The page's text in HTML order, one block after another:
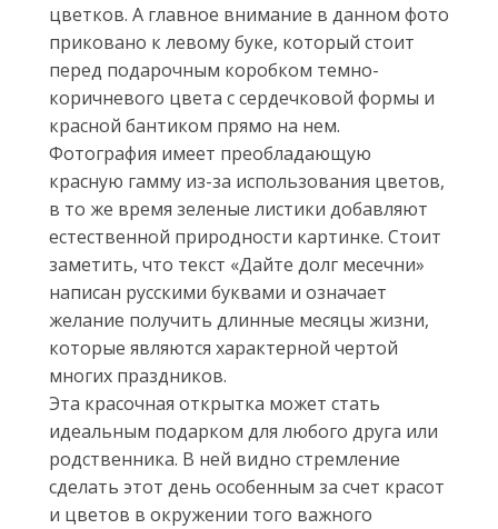
цветков. А главное внимание в данном фото
приковано к левому буке, который стоит
перед подарочным коробком темно-
коричневого цвета с сердечковой формы и
красной бантиком прямо на нем.
Фотография имеет преобладающую
красную гамму из-за использования цветов,
в то же время зеленые листики добавляют
естественной природности картинке. Стоит
заметить, что текст «Дайте долг месечни»
написан русскими буквами и означает
желание получить длинные месяцы жизни,
которые являются характерной чертой
многих праздников.
Эта красочная открытка может стать
идеальным подарком для любого друга или
родственника. В ней видно стремление
сделать этот день особенным за счет красот
и цветов в окружении того важного